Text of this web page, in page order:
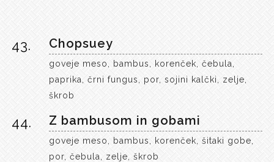
43. Chopsuey
goveje meso, bambus, korenček, čebula,
paprika, črni fungus, por, sojini kalčki, zelje,
škrob
44. Z bambusom in gobami
goveje meso, bambus, korenček, šitaki gobe,
por, čebula, zelje, škrob